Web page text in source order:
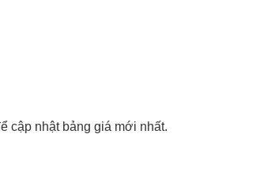
cập nhật bảng giá mới nhất.